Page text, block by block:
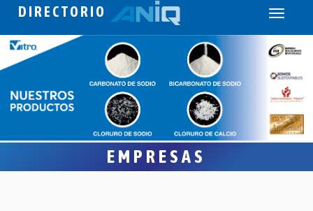
DIRECTORIO
Toggle
EMPRESAS